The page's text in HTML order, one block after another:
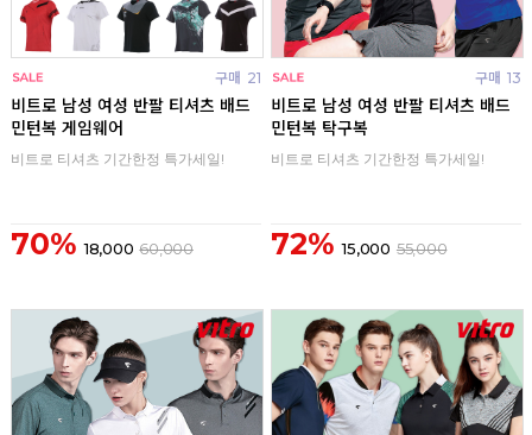
구매 21
비트로 남성 여성 반팔 티셔츠 배드
민턴복 게임웨어
비트로 티셔츠 기간한정 특가세일!
70% 18,000 60,000
구매 13
비트로 남성 여성 반팔 티셔츠 배드
민턴복 탁구복
비트로 티셔츠 기간한정 특가세일!
72% 15,000 55,000